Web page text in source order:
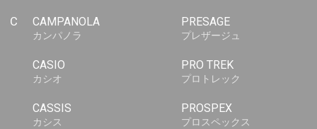
C CAMPANOLA
カンパノラ
CASIO
カシオ
CASSIS
カシス
PRESAGE
プレザージュ
PRO TREK
プロトレック
PROSPEX
プロスペックス